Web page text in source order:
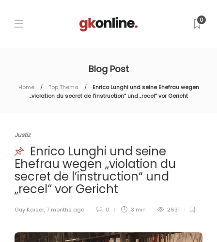
0
Blog Post
Home Top Thema
Enrico Lunghi und seine Ehefrau wegen
„violation du secret de l’instruction“ und „recel“ vor Gericht
Justiz
Enrico Lunghi und seine
Ehefrau wegen „violation du
secret de l’instruction“ und
„recel“ vor Gericht
Guy Kaiser, 7 months ago 0 3 min 2631